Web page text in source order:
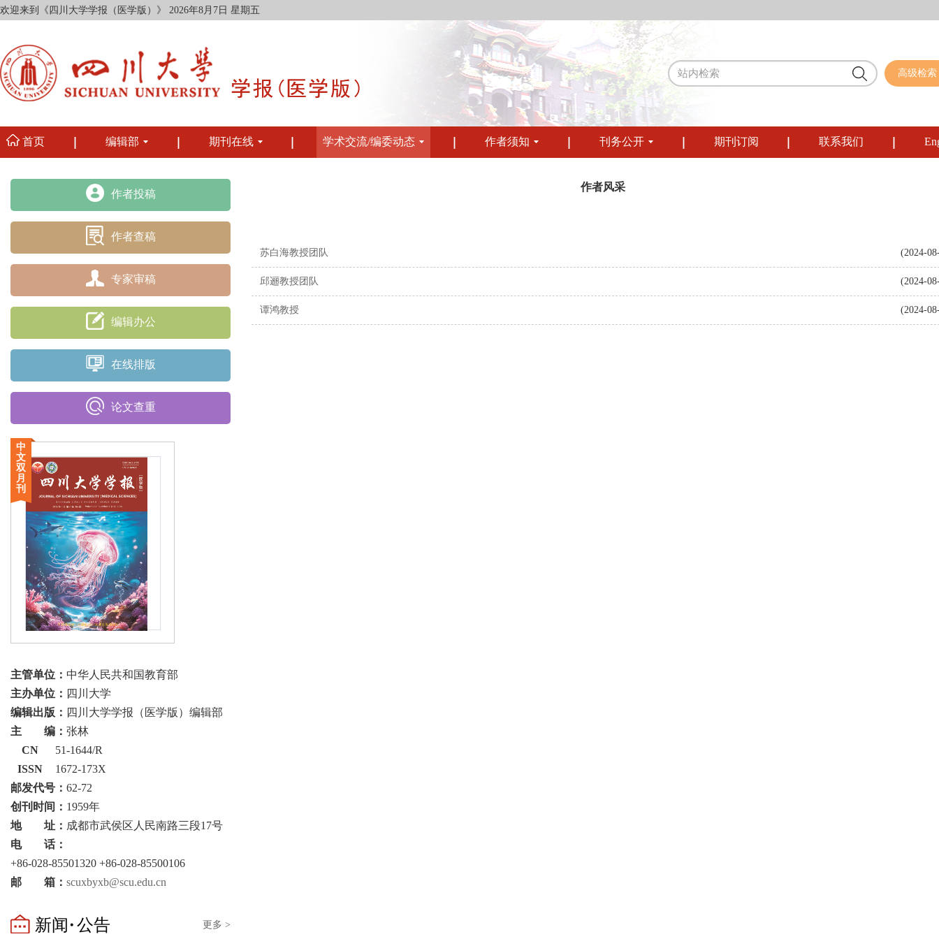
欢迎来到《四川大学学报（医学版）》 2026年8月7日 星期五
高级检索
首页 编辑部 期刊在线 学术交流/编委动态 作者须知 刊务公开 期刊订阅 联系我们
作者投稿
作者查稿
专家审稿
编辑办公
在线排版
论文查重
中
文
双
月
刊
主管单位： 中华人民共和国教育部
主办单位： 四川大学
编辑出版： 四川大学学报（医学版）编辑部
主 编： 张林
CN
51-1644/R
ISSN
1672-173X
邮发代号： 62-72
创刊时间： 1959年
地 址： 成都市武侯区人民南路三段17号
电 话：
+86-028-85501320 +86-028-85500106
邮 箱： scuxbyxb@scu.edu.cn
新闻·公告 更多 >
作者风采
苏白海教授团队 (2024-
邱逦教授团队 (2024-
谭鸿教授 (2024-